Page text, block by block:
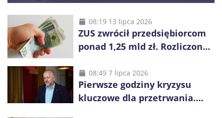
08:19 13 lipca 2026
ZUS zwrócił przedsiębiorcom
ponad 1,25 mld zł. Rozliczono
08:49 7 lipca 2026
Pierwsze godziny kryzysu
kluczowe dla przetrwania.